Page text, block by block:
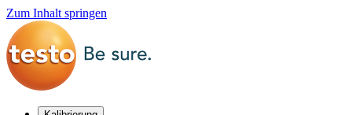
Zum Inhalt springen